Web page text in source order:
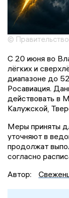
©
С 20 июня во
лёгких и
диапазоне до
Росавиация.
действовать в
Калужской,
Меры приняты
уточняют в
продолжат
согласно
Автор: